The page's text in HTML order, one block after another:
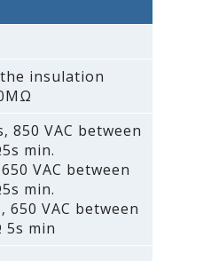
insulation
850 VAC between
min.
VAC between
min.
650 VAC between
5s min